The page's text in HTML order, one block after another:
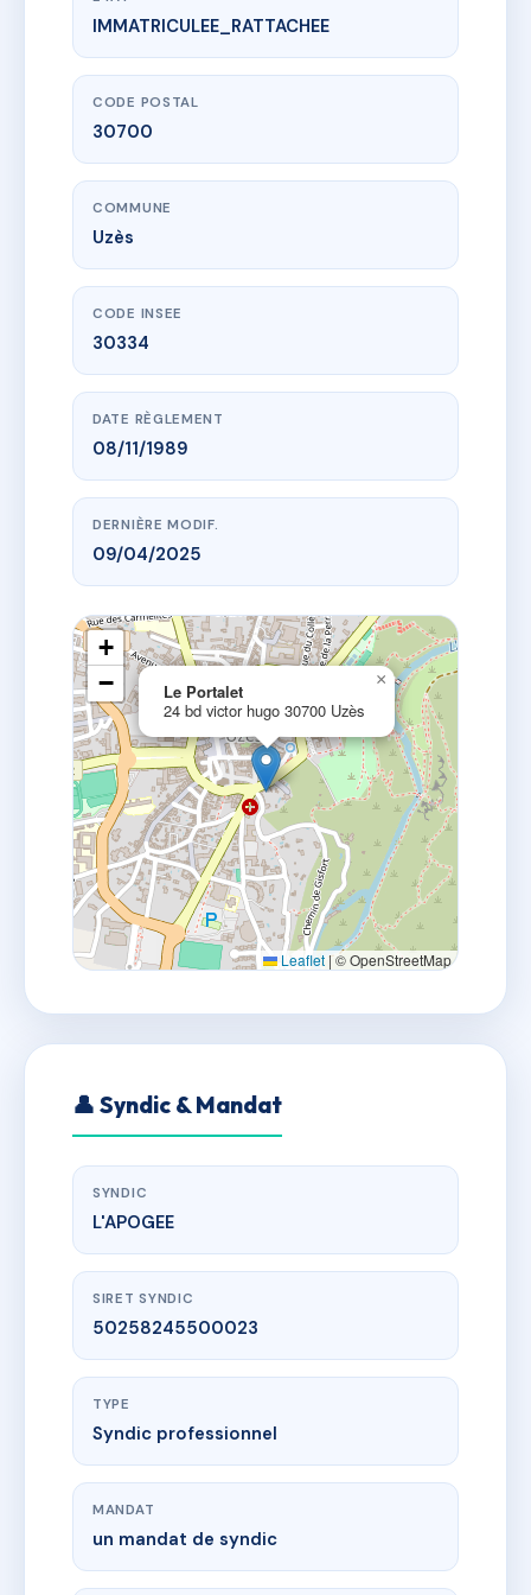
www.vme.plus/AH3049988
Le Portalet
24 bd victor hugo
IMMATRICULEE_RATTACHEE
CODE POSTAL
30700
COMMUNE
Uzès
CODE INSEE
30334
DATE RÈGLEMENT
08/11/1989
DERNIÈRE MODIF.
09/04/2025
Le Portalet
24 bd victor hugo 30700 Uzès
×
+
−
Leaflet|© OpenStreetMap
👤 Syndic & Mandat
SYNDIC
L'APOGEE
SIRET SYNDIC
50258245500023
TYPE
Syndic professionnel
MANDAT
un mandat de syndic